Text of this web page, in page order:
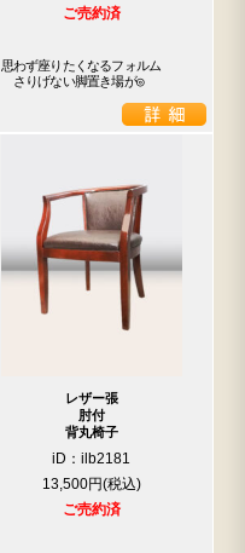
ご売約済
思わず座りたくなるフォルム
さりげない脚置き場が◎
レザー張
肘付
背丸椅子
iD：ilb2181
13,500円
ご売約済